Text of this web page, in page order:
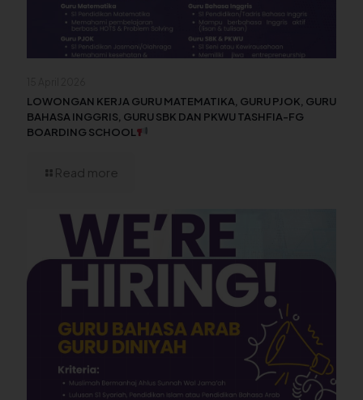
LOWONGAN KERJA GURU MATEMATIKA, GURU PJOK, GURU
BAHASA INGGRIS, GURU SBK DAN PKWU TASHFIA-FG
BOARDING SCHOOL
Read more